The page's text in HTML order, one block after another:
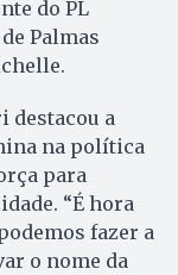
do PL
Palmas
destacou a
na política
para
“É hora
fazer a
o nome da